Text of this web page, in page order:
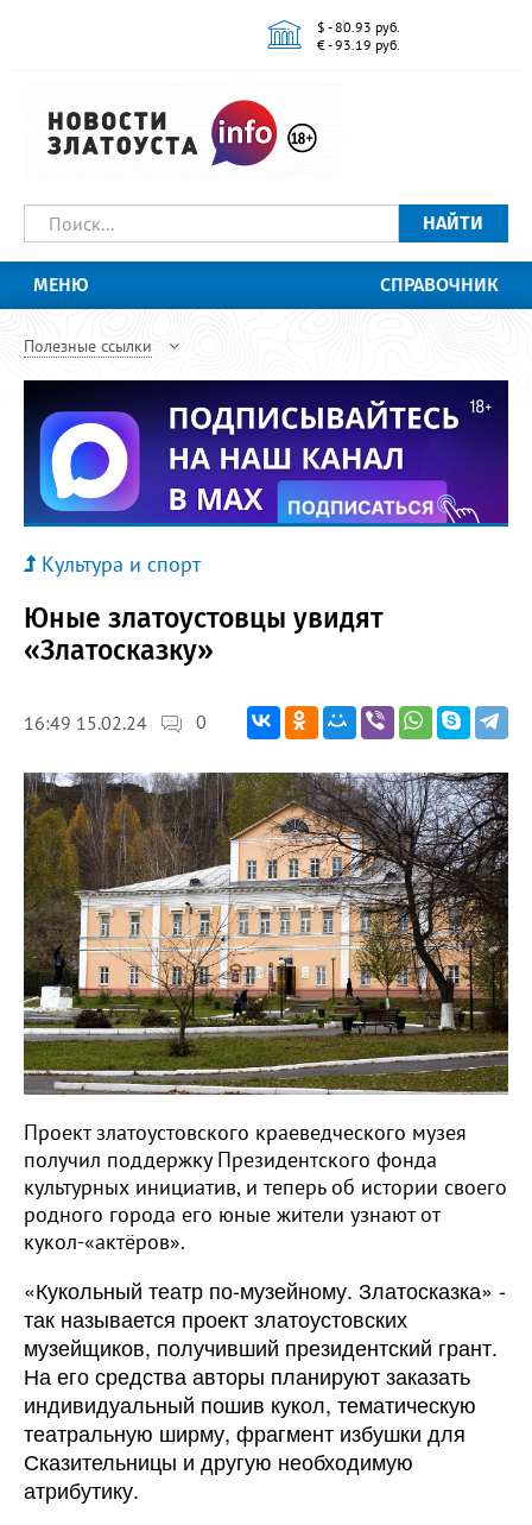
$ - 80.93 руб.
€ - 93.19 руб.
НАЙТИ
МЕНЮ СПРАВОЧНИК
Полезные ссылки
Культура и спорт
Юные златоустовцы увидят
«Златосказку»
16:49 15.02.24 0
Проект златоустовского краеведческого музея
получил поддержку Президентского фонда
культурных инициатив, и теперь об истории своего
родного города его юные жители узнают от
кукол-«актёров».
«Кукольный театр по-музейному. Златосказка» -
так называется проект златоустовских
музейщиков, получивший президентский грант.
На его средства авторы планируют заказать
индивидуальный пошив кукол, тематическую
театральную ширму, фрагмент избушки для
Сказительницы и другую необходимую
атрибутику.